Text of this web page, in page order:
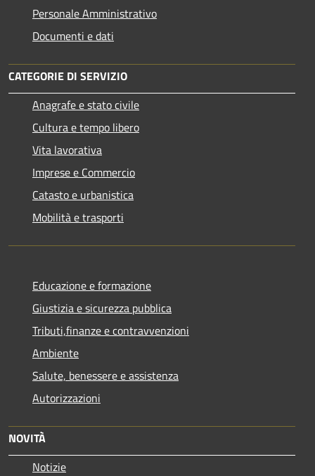
Personale Amministrativo
Documenti e dati
CATEGORIE DI SERVIZIO
Anagrafe e stato civile
Cultura e tempo libero
Vita lavorativa
Imprese e Commercio
Catasto e urbanistica
Mobilità e trasporti
Educazione e formazione
Giustizia e sicurezza pubblica
Tributi,finanze e contravvenzioni
Ambiente
Salute, benessere e assistenza
Autorizzazioni
NOVITÀ
Notizie